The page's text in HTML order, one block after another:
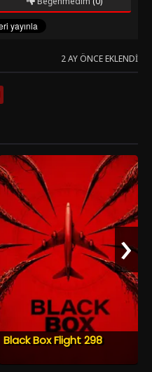
2 AY ÖNCE EKLENDI
Black Box Flight 298
›